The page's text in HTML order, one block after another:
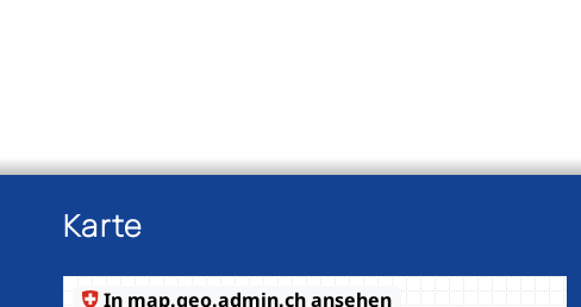
Karte